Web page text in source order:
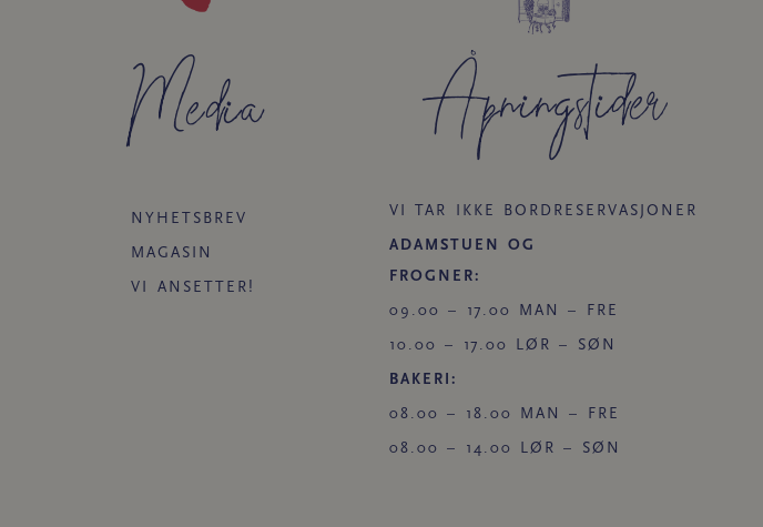
Media
NYHETSBREV
MAGASIN
VI ANSETTER!
Åpningstider​
VI TAR IKKE BORDRESERVASJONER
ADAMSTUEN OG
FROGNER:
09.00 – 17.00 MAN – FRE
10.00 – 17.00 LØR – SØN
BAKERI:
08.00 – 18.00 MAN – FRE
08.00 – 14.00 LØR – SØN